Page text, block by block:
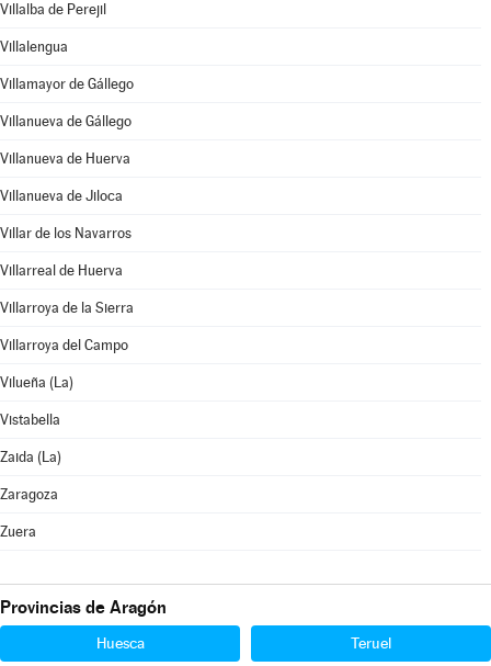
Villalba de Perejil
Villalengua
Villamayor de Gállego
Villanueva de Gállego
Villanueva de Huerva
Villanueva de Jiloca
Villar de los Navarros
Villarreal de Huerva
Villarroya de la Sierra
Villarroya del Campo
Vilueña (La)
Vistabella
Zaida (La)
Zaragoza
Zuera
Provincias de Aragón
Huesca Teruel